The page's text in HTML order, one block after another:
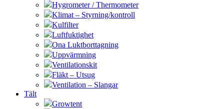
Hygrometer / Thermometer
Klimat – Styrning/kontroll
Kulfilter
Luftfuktighet
Ona Luktborttagning
Uppvärmning
Ventilationskit
Fläkt – Utsug
Ventilation – Slangar
Tält
Growtent